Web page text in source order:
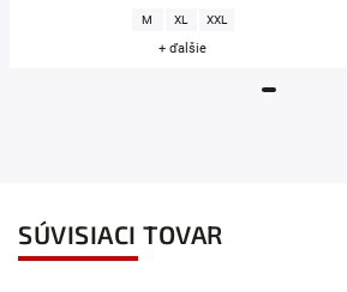
M XL XXL
+ ďalšie
SÚVISIACI TOVAR